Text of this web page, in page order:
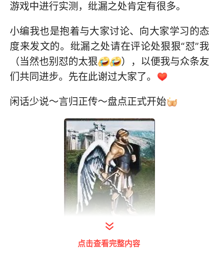
游戏中进行实测，纰漏之处肯定有很多。
小编我也是抱着与大家讨论、向大家学习的态
度来发文的。纰漏之处请在评论处狠狠“怼”我
（当然也别怼的太狠
），以便我与众条友
们共同进步。先在此谢过大家了。
闲话少说～言归正传～盘点正式开始
点击查看完整内容